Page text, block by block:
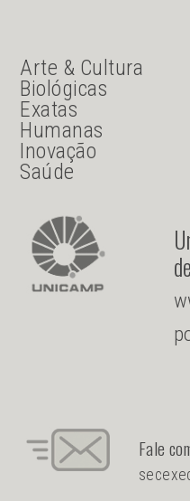
JU Menu acesso
Arte & Cultura
Biológicas
Exatas
Humanas
Inovação
Saúde
Fale